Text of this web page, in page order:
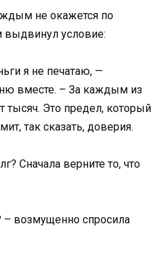
не окажется по
выдвинул условие:
я не печатаю, —
вместе. – За каждым из
тысяч. Это предел, который
так сказать, доверия.
Сначала верните то, что
возмущенно спросила